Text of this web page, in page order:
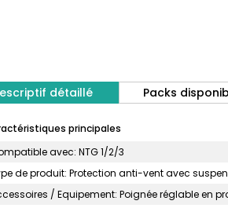
détaillé Packs
principales
avec: NTG 1/2/3
de produit: Protection anti-vent avec
/ Equipement: Poignée réglable en